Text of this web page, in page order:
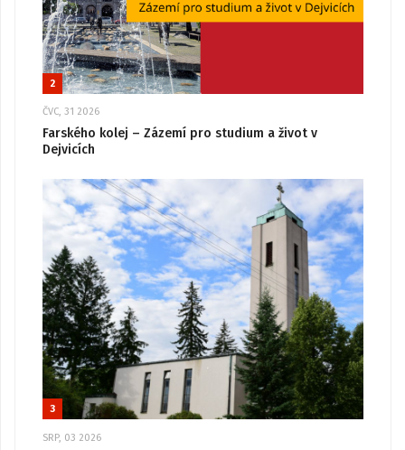
2
ČVC, 31 2026
Farského kolej – Zázemí pro studium a život v
Dejvicích
3
SRP, 03 2026